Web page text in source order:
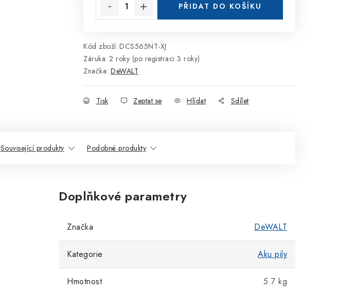
PŘIDAT DO KOŠÍKU
Kód zboží: DCS565NT-XJ
Záruka: 2 roky (po registraci 3 roky)
Značka: DeWALT
Tisk Zeptat se Hlídat Sdílet
Související produkty Podobné produkty
Doplňkové parametry
Značka DeWALT
Kategorie Aku pily
Hmotnost 5.7 kg